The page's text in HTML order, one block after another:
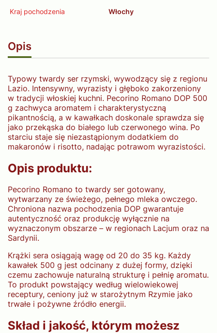
Kraj pochodzenia Włochy
Opis
Typowy twardy ser rzymski, wywodzący się z regionu
Lazio. Intensywny, wyrazisty i głęboko zakorzeniony
w tradycji włoskiej kuchni. Pecorino Romano DOP 500
g zachwyca aromatem i charakterystyczną
pikantnością, a w kawałkach doskonale sprawdza się
jako przekąska do białego lub czerwonego wina. Po
starciu staje się niezastąpionym dodatkiem do
makaronów i risotto, nadając potrawom wyrazistości.
Opis produktu:
Pecorino Romano to twardy ser gotowany,
wytwarzany ze świeżego, pełnego mleka owczego.
Chroniona nazwa pochodzenia DOP gwarantuje
autentyczność oraz produkcję wyłącznie na
wyznaczonym obszarze – w regionach Lacjum oraz na
Sardynii.
Krążki sera osiągają wagę od 20 do 35 kg. Każdy
kawałek 500 g jest odcinany z dużej formy, dzięki
czemu zachowuje naturalną strukturę i pełnię aromatu.
To produkt powstający według wielowiekowej
receptury, ceniony już w starożytnym Rzymie jako
trwałe i pożywne źródło energii.
Skład i jakość, którym możesz